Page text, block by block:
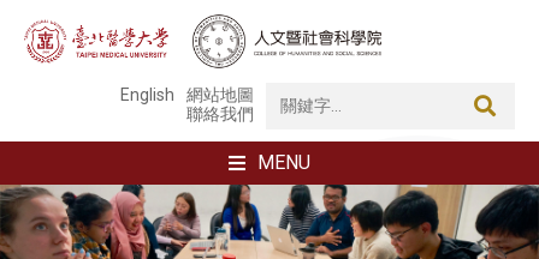
English
網站地圖
聯絡我們
MENU